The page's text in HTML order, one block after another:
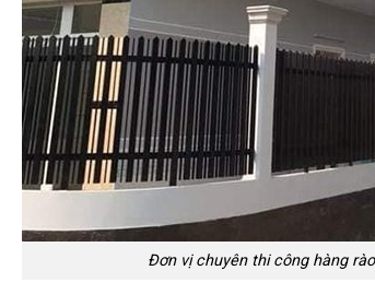
Đơn vị chuyên thi công hàng